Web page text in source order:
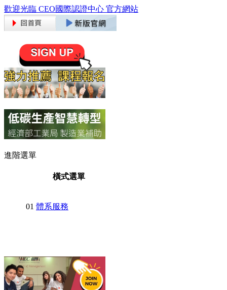
歡迎光臨 CEO國際認證中心 官方網站
進階選單
橫式選單
01 體系服務